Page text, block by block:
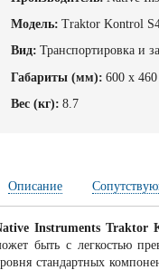
Модель: Traktor Kontrol
Вид: Транспортировка и
Габариты (мм): 600 x
Вес (кг): 8.7
Описание
Instruments Traktor
быть с легкостью
стандартных